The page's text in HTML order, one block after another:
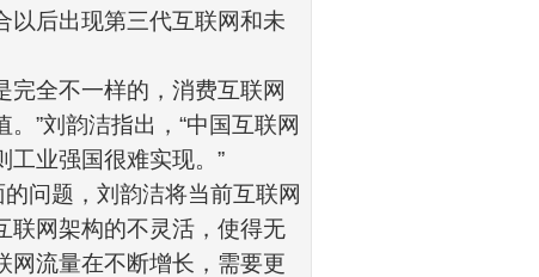
以后出现第三代互联网和未
完全不一样的，消费互联网
”刘韵洁指出， “中国互联网
业强国很难实现。 ”
问题，刘韵洁将当前互联网
联网架构的不灵活，使得无
网流量在不断增长，需要更